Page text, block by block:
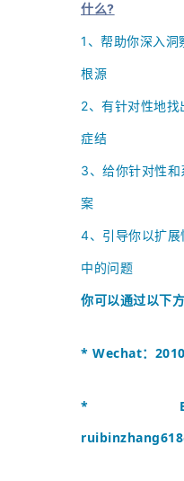
什么?
1、帮助你深入洞
根源
2、有针对性地找
症结
3、给你针对性
案
4、引导你以扩展
中的问题
你可以通过以下
* Wechat：
* E-